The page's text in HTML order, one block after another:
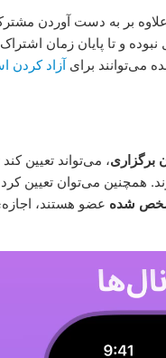
بر به دست آوردن
نبوده و تا پایان زمان
می‌توانند برای آزاد کردن
برگزاری، می‌تواند تعیین
می‌توان تعیین کرد
شده عضو هستند،